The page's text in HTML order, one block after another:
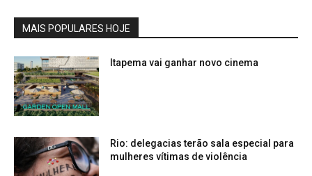
MAIS POPULARES HOJE
Itapema vai ganhar novo cinema
Rio: delegacias terão sala especial para
mulheres vítimas de violência